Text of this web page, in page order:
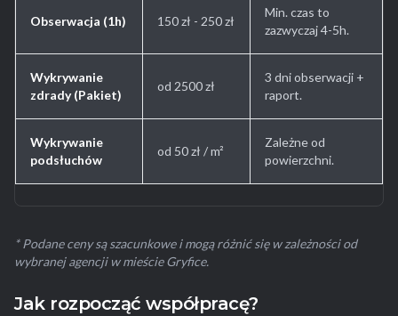
Obserwacja (1h) 150 zł - 250 zł
Min. czas to
zazwyczaj 4-5h.
Wykrywanie
zdrady (Pakiet)
od 2500 zł
3 dni obserwacji +
raport.
Wykrywanie
podsłuchów
od 50 zł / m²
Zależne od
powierzchni.
* Podane ceny są szacunkowe i mogą różnić się w zależności od
wybranej agencji w mieście Gryfice.
Jak rozpocząć współpracę?